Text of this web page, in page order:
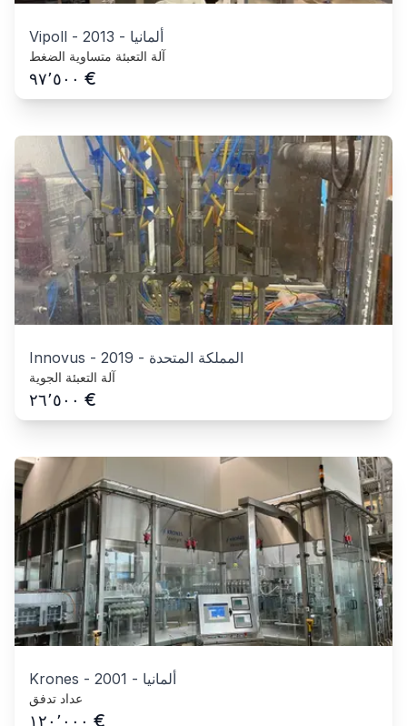
Vipoll - 2013 - ألمانيا
آلة التعبئة متساوية الضغط
٩٧٬٥٠٠ €
Innovus - 2019 - المملكة المتحدة
آلة التعبئة الجوية
٢٦٬٥٠٠ €
Krones - 2001 - ألمانيا
عداد تدفق
١٢٠٬٠٠٠ €